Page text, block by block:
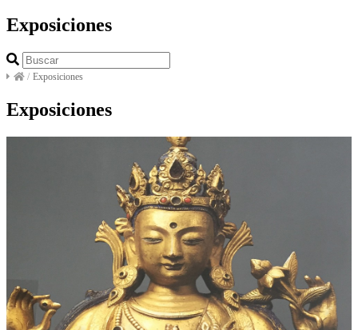
Exposiciones
/ Exposiciones
Exposiciones